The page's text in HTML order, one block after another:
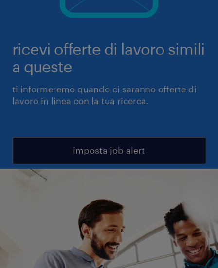
ricevi offerte di lavoro simili
a queste
ti informeremo quando ci saranno offerte di
lavoro in linea con la tua ricerca.
imposta job alert